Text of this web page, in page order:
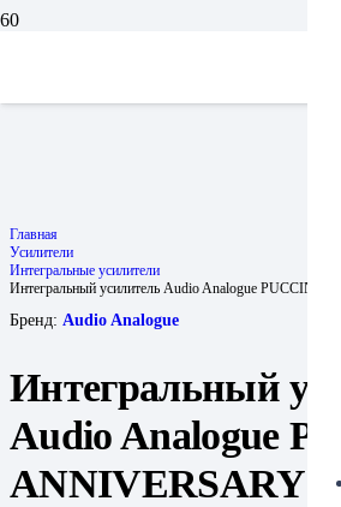
Главная
Усилители
Интегральные усилители
Интегральный усилитель Audio Analogue PUCCINI
Бренд: Audio Analogue
Интегральный
Audio Analogue
ANNIVERSARY